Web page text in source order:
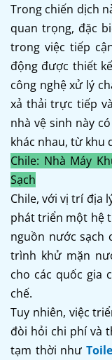
Trong chiến dịch
quan trọng, đặc
trong việc tiếp
động được thiết
công nghệ xử lý
xả thải trực tiếp
nhà vệ sinh này
khác nhau, từ khu
Chile: Nhà Máy
Sạch
Chile, với vị trí địa
phát triển một hệ
nguồn nước sạch
trình khử mặn
cho các quốc gia
chế.
Tuy nhiên, việc
đòi hỏi chi phí và
tạm thời như